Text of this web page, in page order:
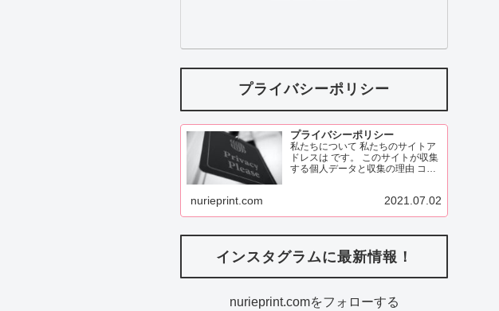
プライバシーポリシー
プライバシーポリシー
私たちについて 私たちのサイトア
ドレスは です。 このサイトが収集
する個人データと収集の理由 コメ
表示されているデータ、
nurieprint.com 2021.07.02
インスタグラムに最新情報！
nurieprint.comをフォローする